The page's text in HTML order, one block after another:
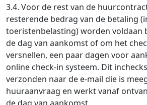
3.4. Voor de rest van de
resterende bedrag van de betaling
toeristenbelasting) worden voldaan
de dag van aankomst of om het
versnellen, een paar dagen voor
online check-in systeem. Dit
verzonden naar de e-mail die is
huuraanvraag en werkt vanaf